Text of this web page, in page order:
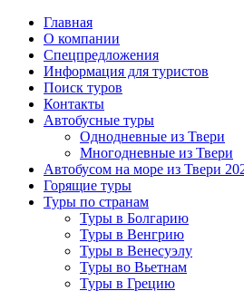
Главная
О компании
Спецпредложения
Информация для туристов
Поиск туров
Контакты
Автобусные туры
Однодневные из Твери
Многодневные из Твери
Автобусом на море из Твери
Горящие туры
Туры по странам
Туры в Болгарию
Туры в Венгрию
Туры в Венесуэлу
Туры во Вьетнам
Туры в Грецию